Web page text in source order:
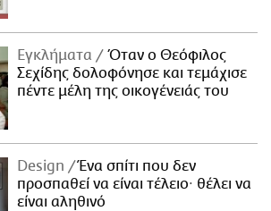
Εγκλήματα
Όταν ο Θεόφιλος
Σεχίδης δολοφόνησε και τεμάχισε
πέντε μέλη της οικογένειάς του
Design
Ένα σπίτι που δεν
προσπαθεί να είναι τέλειο· θέλει να
είναι αληθινό